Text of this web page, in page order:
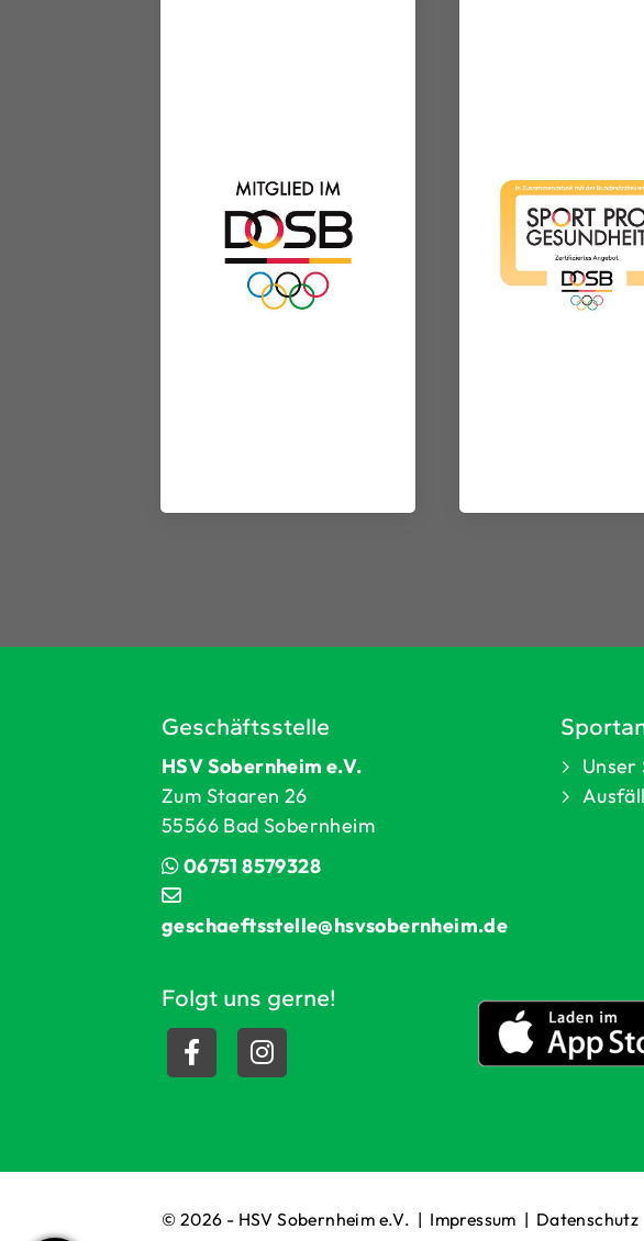
Geschäftsstelle
HSV Sobernheim e.V.
Zum Staaren 26
55566 Bad Sobernheim
06751 8579328
geschaeftsstelle@hsvsobernheim.de
Folgt uns gerne!
© 2026 - HSV Sobernheim e.V. | Impressum | Datenschutz